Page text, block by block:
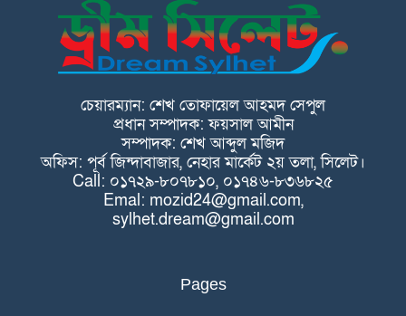
চেয়ারম্যান: শেখ তোফায়েল আহমদ সেপুল
প্রধান সম্পাদক: ফয়সাল আমীন
সম্পাদক: শেখ আব্দুল মজিদ
অফিস: পূর্ব জিন্দাবাজার, নেহার মার্কেট ২য় তলা, সিলেট।
Call: ০১৭২৯-৮০৭৮১০, ০১৭৪৬-৮৩৬৮২৫
Emal: mozid24@gmail.com,
sylhet.dream@gmail.com
Pages